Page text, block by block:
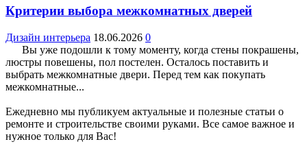
Критерии выбора межкомнатных дверей
Дизайн интерьера 18.06.2026 0
Вы уже подошли к тому моменту, когда стены покрашены,
люстры повешены, пол постелен. Осталось поставить и
выбрать межкомнатные двери. Перед тем как покупать
межкомнатные...
Ежедневно мы публикуем актуальные и полезные статьи о
ремонте и строительстве своими руками. Все самое важное и
нужное только для Вас!